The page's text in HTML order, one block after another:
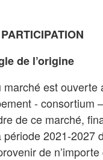
de l’origine
est
- consortium
de ce marché,
2021-2027
de